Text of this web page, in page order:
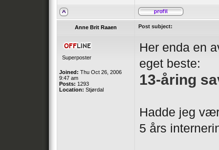
Anne Brit Raaen Post subject:
Superposter
Joined: Thu Oct 26, 2006
9:47 am
Posts: 1293
Location: Stjørdal
Her enda en
eget beste:
13-åring
Hadde jeg
5 års